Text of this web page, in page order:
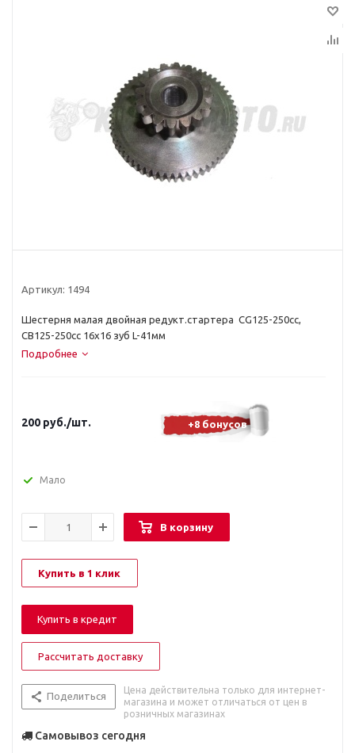
Артикул: 1494
Шестерня малая двойная редукт.стартера CG125-250cc,
CB125-250cc 16x16 зуб L-41мм
Подробнее
200 руб./шт. +8 бонусов
Мало
В корзину
Купить в 1 клик
Купить в кредит
Рассчитать доставку
Поделиться
Цена действительна только для интернет-
магазина и может отличаться от цен в
розничных магазинах
Самовывоз сегодня